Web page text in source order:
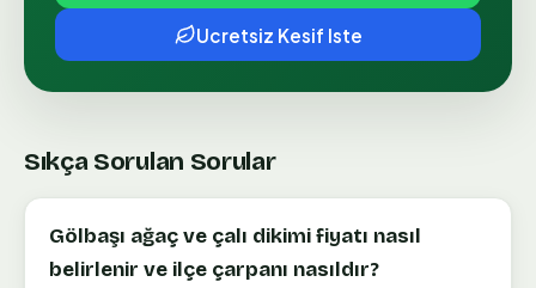
Ucretsiz Kesif Iste
Sıkça Sorulan Sorular
Gölbaşı ağaç ve çalı dikimi fiyatı nasıl
belirlenir ve ilçe çarpanı nasıldır?